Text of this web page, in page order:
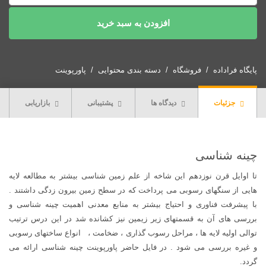
چینه
عدد
افزودن به سبد خرید
پایگاه فراداده فروشگاه دسته بندی محتوایی پاورپوینت
جزئیات دیدگاه ها پشتیبانی بازاریابی
چینه شناسی
تا اوایل قرن نوزدهم این شاخه از علم زمین شناسی بیشتر به مطالعه لایه
هایی از سنگهای رسوبی می پرداخت که در سطح زمین بیرون زدگی داشتند .
با پیشرفت فناوری و احتیاج بیشتر به منابع معدنی اهمیت چینه شناسی و
بررسی های آن به قسمتهای زیر زیمین نیز کشانده شد در این درس ترتیب
توالی اولیه لایه ها ، مراحل رسوب گذاری ، ضخامت ، انواع ساختهای رسوبی
و غیره بررسی می شود . در فایل حاضر پاورپوینت چینه شناسی ارائه می
گردد.